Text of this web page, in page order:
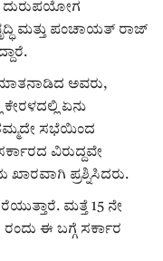
ದುರುಪಯೋಗ
ಮತ್ತು ಪಂಚಾಯತ್ ರಾಜ್
ಅವರು,
ಏನು
ಸಭೆಯಿಂದ
ವಿರುದ್ದವೇ
ಖಾರವಾಗಿ ಪ್ರಶ್ನಿಸಿದರು.
ಮತ್ತೆ 15 ನೇ
ಈ ಬಗ್ಗೆ ಸರ್ಕಾರ